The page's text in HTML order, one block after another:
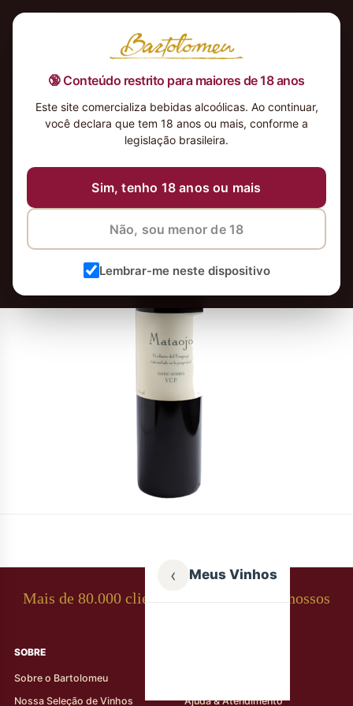
🔞 Conteúdo restrito para maiores de 18 anos
Este site comercializa bebidas alcoólicas. Ao continuar,
você declara que tem 18 anos ou mais, conforme a
legislação brasileira.
Sim, tenho 18 anos ou mais
Não, sou menor de 18
Lembrar-me neste dispositivo
Vinho-Tinto-Uruguai-Mataojo-
Tannat-Reserva-2019_4x
12 de maio de 2026
‹ Meus Vinhos
Mais de 80.000 clientes apaixonados por nossos
SOBRE
Sobre o Bartolomeu
Nossa Seleção de Vinhos
Ajuda & Atendimento